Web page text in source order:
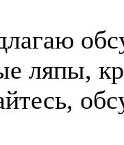
ляпы,